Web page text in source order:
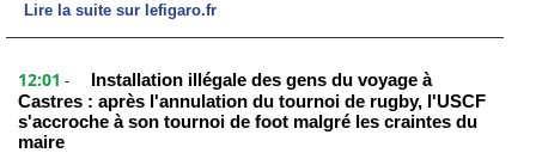
Lire la suite sur lefigaro.fr
12:01 -
Installation illégale des gens du voyage à
Castres : après l'annulation du tournoi de rugby, l'USCF
s'accroche à son tournoi de foot malgré les craintes du
maire